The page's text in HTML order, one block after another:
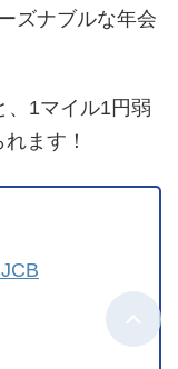
ズナブルな年会
、1マイル1円弱
ます！